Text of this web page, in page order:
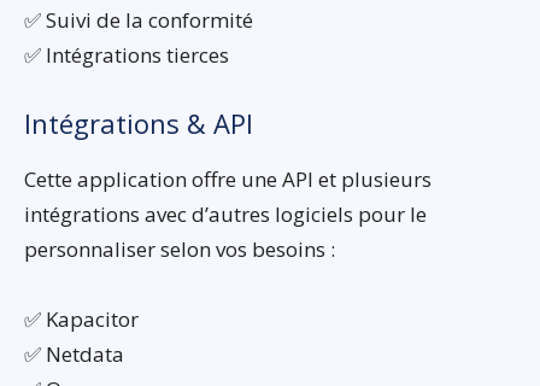
✅ Suivi de la conformité
✅ Intégrations tierces
Intégrations & API
Cette application offre une API et plusieurs
intégrations avec d’autres logiciels pour le
personnaliser selon vos besoins :
✅ Kapacitor
✅ Netdata